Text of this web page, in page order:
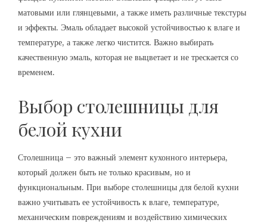
матовыми или глянцевыми, а также иметь различные текстуры
и эффекты. Эмаль обладает высокой устойчивостью к влаге и
температуре, а также легко чистится. Важно выбирать
качественную эмаль, которая не выцветает и не трескается со
временем.
Выбор столешницы для
белой кухни
Столешница – это важный элемент кухонного интерьера,
который должен быть не только красивым, но и
функциональным. При выборе столешницы для белой кухни
важно учитывать ее устойчивость к влаге, температуре,
механическим повреждениям и воздействию химических